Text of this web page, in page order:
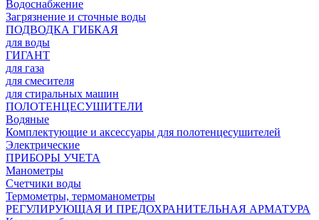
Водоснабжение
Загрязнение и сточные воды
ПОДВОДКА ГИБКАЯ
для воды
ГИГАНТ
для газа
для смесителя
для стиральных машин
ПОЛОТЕНЦЕСУШИТЕЛИ
Водяные
Комплектующие и аксессуары для полотенцесушителей
Электрические
ПРИБОРЫ УЧЕТА
Манометры
Счетчики воды
Термометры, термоманометры
РЕГУЛИРУЮЩАЯ И ПРЕДОХРАНИТЕЛЬНАЯ АРМАТУРА